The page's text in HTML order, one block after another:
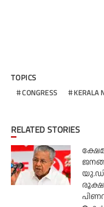
TOPICS
CONGRESS KERALA
RELATED STORIES